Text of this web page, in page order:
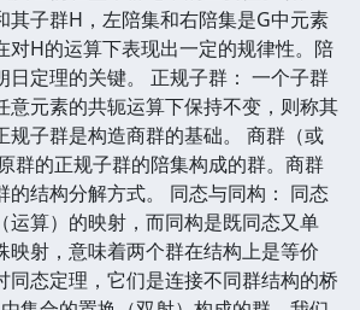
其子群H，左陪集和右陪集是G中元素
对H的运算下表现出一定的规律性。陪
日定理的关键。 正规子群： 一个子群
意元素的共轭运算下保持不变，则称其
规子群是构造商群的基础。 商群（或
群的正规子群的陪集构成的群。商群
的结构分解方式。 同态与同构： 同态
运算）的映射，而同构是既同态又单
映射，意味着两个群在结构上是等价
同态定理，它们是连接不同群结构的桥